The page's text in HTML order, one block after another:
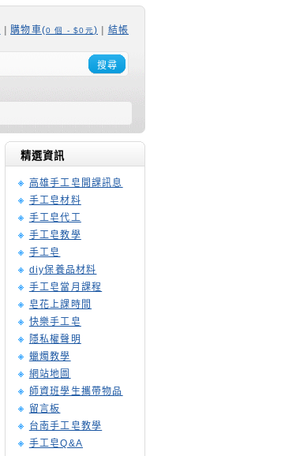
購物車(0 個 - $0元) 結帳
搜尋
精選資訊
高雄手工皂開課訊息
手工皂材料
手工皂代工
手工皂教學
手工皂
diy保養品材料
手工皂當月課程
皂花上課時間
快樂手工皂
隱私權聲明
蠟燭教學
網站地圖
師資班學生攜帶物品
留言板
台南手工皂教學
手工皂Q&A